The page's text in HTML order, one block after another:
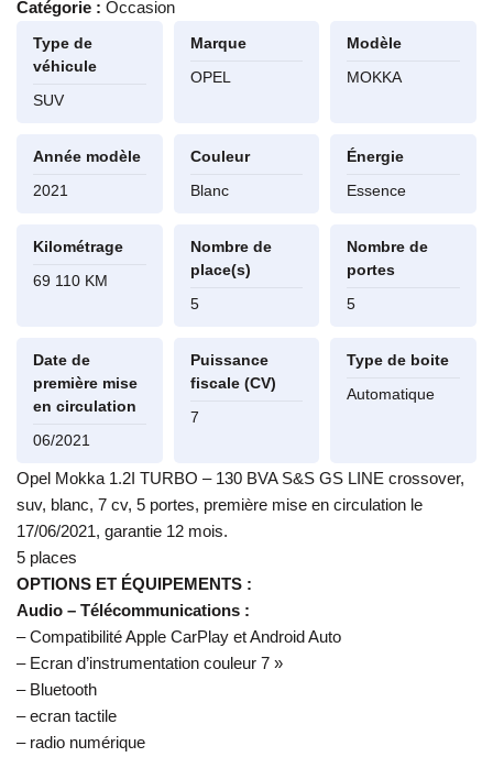
Catégorie : Occasion
Année modèle
2021
Couleur
Blanc
Énergie
Essence
Kilométrage
69 110 KM
Marque
OPEL
Modèle
MOKKA
Nombre de
place(s)
5
Nombre de
portes
5
Date de
première mise
en circulation
06/2021
Puissance
fiscale (CV)
7
Type de boite
Automatique
Type de
véhicule
SUV
Opel Mokka 1.2I TURBO – 130 BVA S&S GS LINE crossover,
suv, blanc, 7 cv, 5 portes, première mise en circulation le
17/06/2021, garantie 12 mois.
5 places
OPTIONS ET ÉQUIPEMENTS :
Audio – Télécommunications :
– Compatibilité Apple CarPlay et Android Auto
– Ecran d’instrumentation couleur 7 »
– Bluetooth
– ecran tactile
– radio numérique